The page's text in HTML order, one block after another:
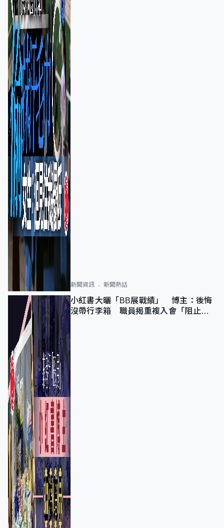
新聞資訊 新聞熱話
小紅書大曬「BB展戰績」 博主：後悔
沒帶行李箱 職員揭重複入會「阻止唔